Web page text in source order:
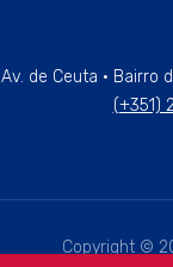
Av. de Ceuta · Bairro
(+351)
Copyright ©